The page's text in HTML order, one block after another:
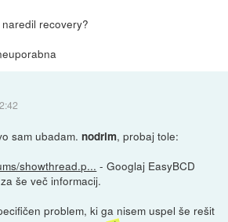
recovery?
sam ubadam.nodrim, probaj tole:
showthread.p... - Googlaj EasyBCD
še več informacij.
problem, ki ga nisem uspel še rešit